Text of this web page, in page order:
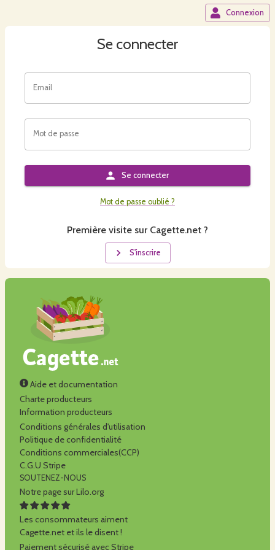
Connexion
Se connecter
Email
Mot de passe
Se connecter
Mot de passe oublié ?
Première visite sur Cagette.net ?
S'inscrire
Aide et documentation
Charte producteurs
Information producteurs
Conditions générales d'utilisation
Politique de confidentialité
Conditions commerciales(CCP)
C.G.U Stripe
SOUTENEZ-NOUS
Notre page sur Lilo.org
Les consommateurs aiment
Cagette.net et ils le disent !
Paiement sécurisé avec Stripe